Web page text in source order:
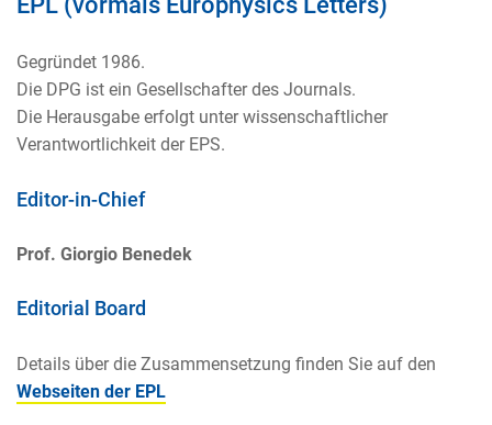
Gegründet 1986.
Die DPG ist ein Gesellschafter des Journals.
Die Herausgabe erfolgt unter wissenschaftlicher
Verantwortlichkeit der EPS.
Editor-in-Chief
Prof. Giorgio Benedek
Editorial Board
Details über die Zusammensetzung finden Sie auf den
Webseiten der EPL